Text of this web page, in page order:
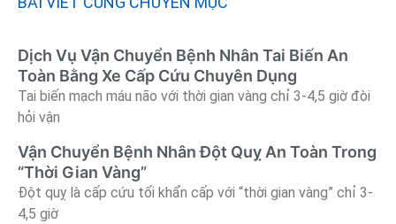
Dịch Vụ Vận Chuyển Bệnh Nhân Tai Biến An
Toàn Bằng Xe Cấp Cứu Chuyên Dụng
Tai biến mạch máu não với thời gian vàng chỉ 3-4,5 giờ đòi
hỏi vận
Vận Chuyển Bệnh Nhân Đột Quỵ An Toàn Trong
“Thời Gian Vàng”
Đột quỵ là cấp cứu tối khẩn cấp với “thời gian vàng” chỉ 3-
4,5 giờ